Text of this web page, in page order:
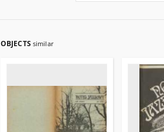
OBJECTS similar